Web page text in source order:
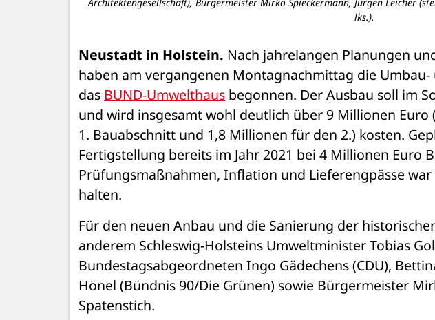
lks.).
Neustadt in Holstein. Nach jahrelangen Planungen
haben am vergangenen Montagnachmittag die
das BUND-Umwelthaus begonnen. Der Ausbau soll im
und wird insgesamt wohl deutlich über 9 Millionen
1. Bauabschnitt und 1,8 Millionen für den 2.) kosten.
Fertigstellung bereits im Jahr 2021 bei 4 Millionen Euro
Prüfungsmaßnahmen, Inflation und Lieferengpässe
halten.
Für den neuen Anbau und die Sanierung der
anderem Schleswig-Holsteins Umweltminister Tobias
Bundestagsabgeordneten Ingo Gädechens (CDU),
Hönel (Bündnis 90/Die Grünen) sowie Bürgermeister
Spatenstich.